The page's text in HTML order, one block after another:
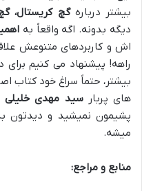
بیشتر دربارهگچ کریستال،
دیگه بدونه. اگه واقعاً به
اش و کاربردهای متنوعش
راهه! پیشنهاد می کنیم
بیشتر، حتماً سراغ خود کتاب
های پربارسید مهدی خلیلی
پشیمون نمیشید و دیدتون
میشه.
منابع و مراجع: